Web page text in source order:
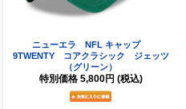
ニューエラ NFL キャップ
9TWENTY コアクラシック ジェッツ
（グリーン）
特別価格 5,800円 (税込)